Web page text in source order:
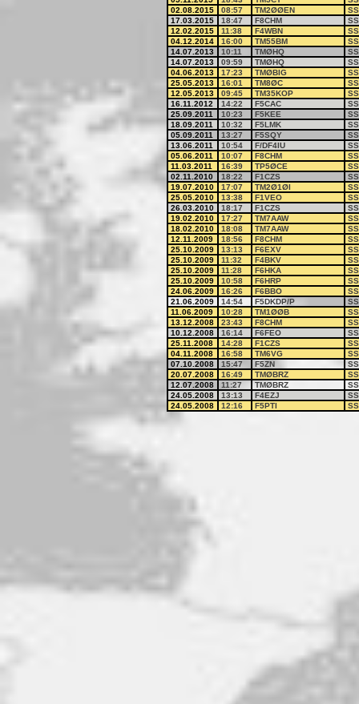
02.08.2015
08:57 TM2ØØEN
17.03.2015
18:47 F8CHM
12.02.2015
11:38 F4WBN
04.12.2014
16:00 TM55BM
14.07.2013
10:11 TMØHQ
14.07.2013
09:59 TMØHQ
04.06.2013
17:23 TMØBIG
25.05.2013
16:01 TM8ØC
12.05.2013
09:45 TM35KOP
16.11.2012
14:22 F5CAC
25.09.2011
10:23 F5KEE
18.09.2011
10:32 F5LMK
05.09.2011
13:27 F5SQY
13.06.2011
10:54 F/DF4IU
05.06.2011
10:07 F8CHM
11.03.2011
16:39 TP5ØCE
02.11.2010
18:22 F1CZS
19.07.2010
17:07 TM2Ø1ØI
25.05.2010
13:38 F1VEO
26.03.2010
18:17 F1CZS
19.02.2010
17:27 TM7AAW
18.02.2010
18:08 TM7AAW
12.11.2009
18:56 F8CHM
25.10.2009
13:13 F6EXV
25.10.2009
11:32 F4BKV
25.10.2009
11:28 F6HKA
25.10.2009
10:58 F6HRP
24.06.2009
16:26 F6BBO
21.06.2009
14:54 F5DKDP/P
11.06.2009
10:28 TM1ØØB
13.12.2008
23:43 F8CHM
10.12.2008
16:14 F6FEO
25.11.2008
14:28 F1CZS
04.11.2008
16:58 TM6VG
07.10.2008
15:47 F5ZN
20.07.2008
16:49 TMØBRZ
12.07.2008
11:27 TMØBRZ
24.05.2008
13:13 F4EZJ
24.05.2008
12:16 F5PTI